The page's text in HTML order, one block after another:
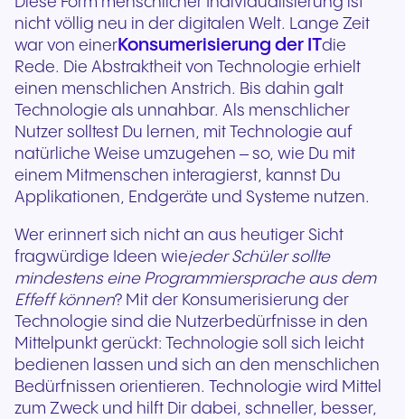
nicht völlig neu in der digitalen Welt. Lange Zeit
war von einerKonsumerisierung der ITdie
Rede. Die Abstraktheit von Technologie erhielt
einen menschlichen Anstrich. Bis dahin galt
Technologie als unnahbar. Als menschlicher
Nutzer solltest Du lernen, mit Technologie auf
natürliche Weise umzugehen – so, wie Du mit
einem Mitmenschen interagierst, kannst Du
Applikationen, Endgeräte und Systeme nutzen.
Wer erinnert sich nicht an aus heutiger Sicht
fragwürdige Ideen wiejeder Schüler sollte
mindestens eine Programmiersprache aus dem
Effeff können? Mit der Konsumerisierung der
Technologie sind die Nutzerbedürfnisse in den
Mittelpunkt gerückt: Technologie soll sich leicht
bedienen lassen und sich an den menschlichen
Bedürfnissen orientieren. Technologie wird Mittel
zum Zweck und hilft Dir dabei, schneller, besser,